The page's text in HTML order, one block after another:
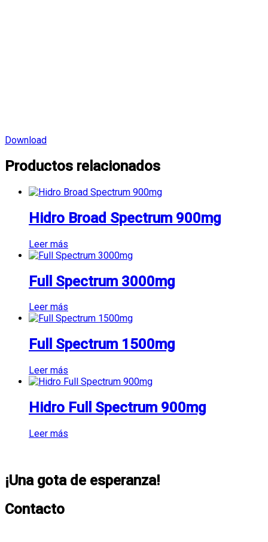
Download
Productos relacionados
Hidro Broad Spectrum 900mg
Leer más
Full Spectrum 3000mg
Leer más
Full Spectrum 1500mg
Leer más
Hidro Full Spectrum 900mg
Leer más
¡Una gota de esperanza!
Contacto